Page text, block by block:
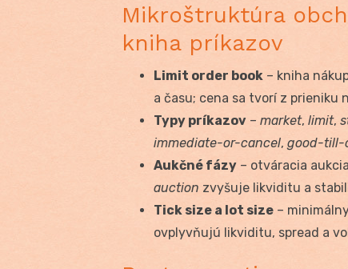
Mikroštruktúra
kniha príkazov
Limit order book – kniha
a času; cena sa tvorí z prieniku
Typy príkazov – market, limit,
immediate-or-cancel, good-till-
Aukčné fázy – otváracia
auction zvyšuje likviditu a
Tick size a lot size –
ovplyvňujú likviditu, spread a